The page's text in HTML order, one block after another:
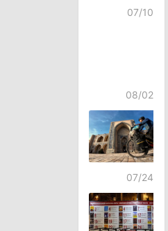
07/10
08/02
07/24